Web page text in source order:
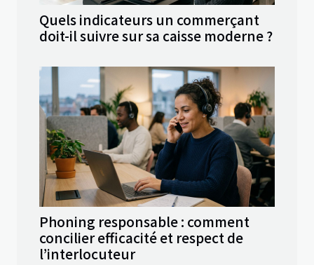
Quels indicateurs un commerçant
doit-il suivre sur sa caisse moderne ?
Phoning responsable : comment
concilier efficacité et respect de
l’interlocuteur